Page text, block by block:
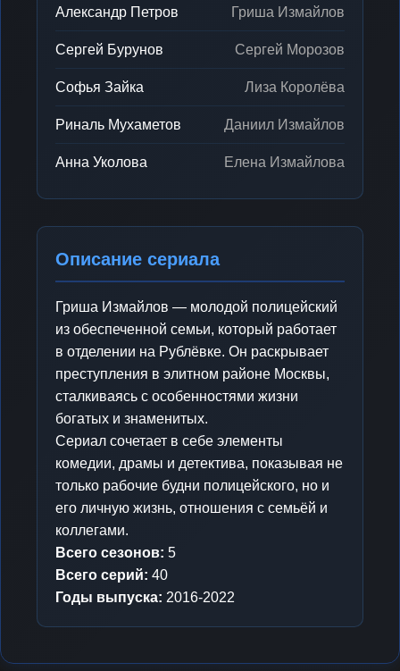
Александр Петров Гриша Измайлов
Сергей Бурунов Сергей Морозов
Софья Зайка Лиза Королёва
Риналь Мухаметов Даниил Измайлов
Анна Уколова Елена Измайлова
Описание сериала
Гриша Измайлов — молодой полицейский
из обеспеченной семьи, который работает
в отделении на Рублёвке. Он раскрывает
преступления в элитном районе Москвы,
сталкиваясь с особенностями жизни
богатых и знаменитых.
Сериал сочетает в себе элементы
комедии, драмы и детектива, показывая не
только рабочие будни полицейского, но и
его личную жизнь, отношения с семьёй и
коллегами.
Всего сезонов: 5
Всего серий: 40
Годы выпуска: 2016-2022